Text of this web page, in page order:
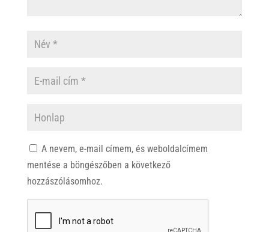
A nevem, e-mail címem, és weboldalcímem
mentése a böngészőben a következő
hozzászólásomhoz.